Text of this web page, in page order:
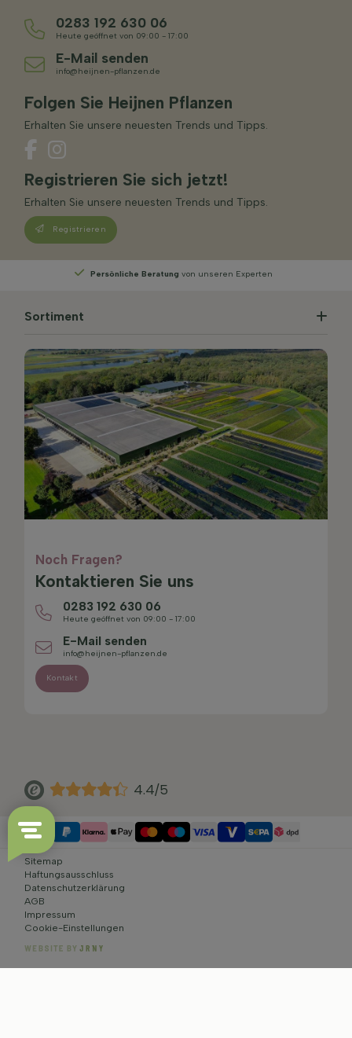
0283 192 630 06
Heute geöffnet von 09:00 - 17:00
E-Mail senden
info@heijnen-pflanzen.de
Folgen Sie Heijnen Pflanzen
Erhalten Sie unsere neuesten Trends und Tipps.
Registrieren Sie sich jetzt!
Erhalten Sie unsere neuesten Trends und Tipps.
Registrieren
WählenSie Ihre Lieferwoche
Sortiment
Noch Fragen?
Kontaktieren Sie uns
0283 192 630 06
Heute geöffnet von 09:00 - 17:00
E-Mail senden
info@heijnen-pflanzen.de
Kontakt
4.4/5
Sitemap
Haftungsausschluss
Datenschutzerklärung
AGB
Impressum
Cookie-Einstellungen